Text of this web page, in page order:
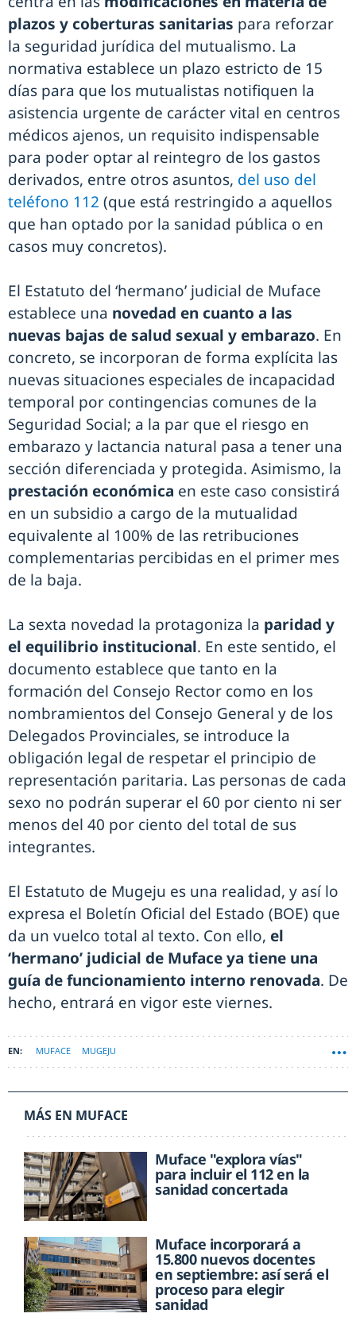
plazos y coberturas sanitarias para reforzar
la seguridad jurídica del mutualismo. La
normativa establece un plazo estricto de 15
días para que los mutualistas notifiquen la
asistencia urgente de carácter vital en centros
médicos ajenos, un requisito indispensable
para poder optar al reintegro de los gastos
derivados, entre otros asuntos, del uso del
teléfono 112 (que está restringido a aquellos
que han optado por la sanidad pública o en
casos muy concretos).
El Estatuto del ‘hermano’ judicial de Muface
establece una novedad en cuanto a las
nuevas bajas de salud sexual y embarazo. En
concreto, se incorporan de forma explícita las
nuevas situaciones especiales de incapacidad
temporal por contingencias comunes de la
Seguridad Social; a la par que el riesgo en
embarazo y lactancia natural pasa a tener una
sección diferenciada y protegida. Asimismo, la
prestación económica en este caso consistirá
en un subsidio a cargo de la mutualidad
equivalente al 100% de las retribuciones
complementarias percibidas en el primer mes
de la baja.
La sexta novedad la protagoniza la paridad y
el equilibrio institucional. En este sentido, el
documento establece que tanto en la
formación del Consejo Rector como en los
nombramientos del Consejo General y de los
Delegados Provinciales, se introduce la
obligación legal de respetar el principio de
representación paritaria. Las personas de cada
sexo no podrán superar el 60 por ciento ni ser
menos del 40 por ciento del total de sus
integrantes.
El Estatuto de Mugeju es una realidad, y así lo
expresa el Boletín Oficial del Estado (BOE) que
da un vuelco total al texto. Con ello, el
‘hermano’ judicial de Muface ya tiene una
guía de funcionamiento interno renovada. De
hecho, entrará en vigor este viernes.
MUFACE MUGEJU
MÁS EN MUFACE
Muface "explora vías"
para incluir el 112 en la
sanidad concertada
Muface incorporará a
15.800 nuevos docentes
en septiembre: así será el
proceso para elegir
sanidad